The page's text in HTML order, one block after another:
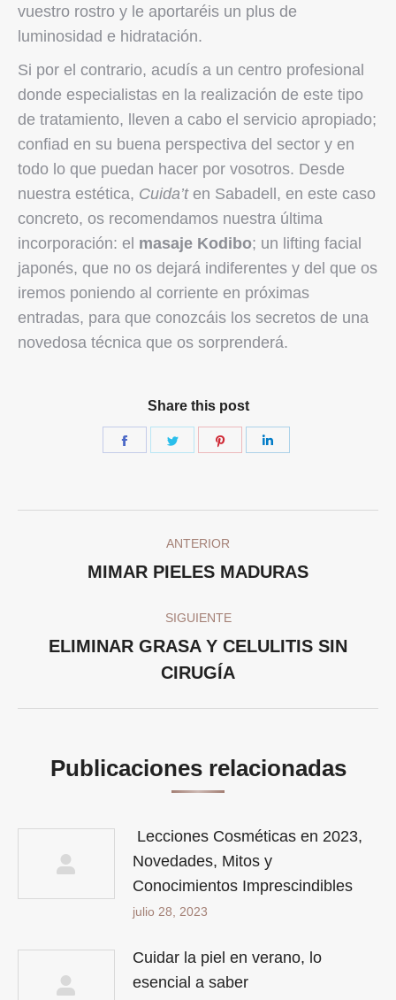
vuestro rostro y le aportaréis un plus de
luminosidad e hidratación.
Si por el contrario, acudís a un centro profesional
donde especialistas en la realización de este tipo
de tratamiento, lleven a cabo el servicio apropiado;
confiad en su buena perspectiva del sector y en
todo lo que puedan hacer por vosotros. Desde
nuestra estética, Cuida’ten Sabadell, en este caso
concreto, os recomendamos nuestra última
incorporación: el masaje Kodibo; un lifting facial
japonés, que no os dejará indiferentes y del que os
iremos poniendo al corriente en próximas
entradas, para que conozcáis los secretos de una
novedosa técnica que os sorprenderá.
Share this post
Share
Share
Share
ANTERIOR
Publicación
MIMAR PIELES MADURAS
SIGUIENTE
Publicación
siguiente:
ELIMINAR GRASA Y CELULITIS SIN
CIRUGÍA
Publicaciones relacionadas
Lecciones Cosméticas en 2023,
Novedades, Mitos y
Conocimientos Imprescindibles
julio 28, 2023
Cuidar la piel en verano, lo
esencial a saber